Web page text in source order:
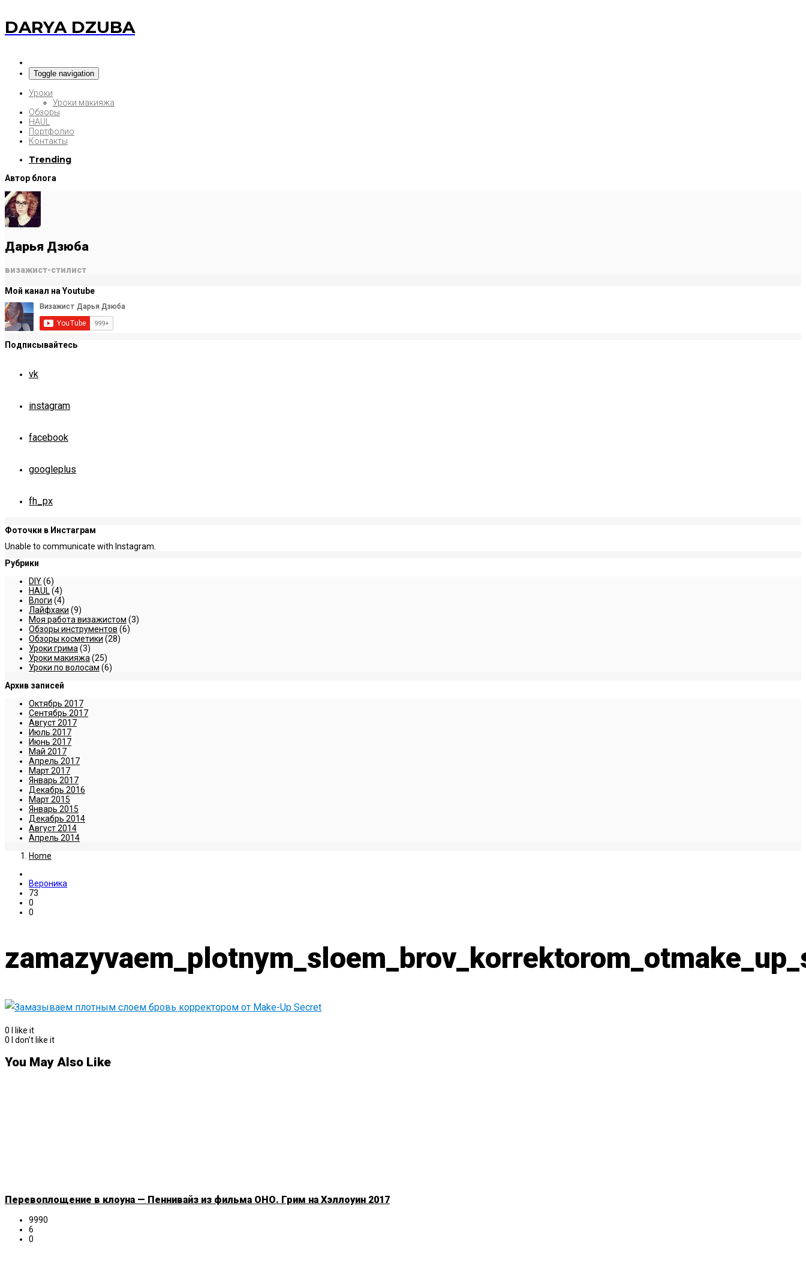
DARYA DZUBA
Toggle navigation
Уроки
Уроки макияжа
Обзоры
HAUL
Портфолио
Контакты
Trending
Автор блога
Дарья Дзюба
визажист-стилист
Мой канал на Youtube
Подписывайтесь
vk
instagram
facebook
googleplus
fh_px
Фоточки в Инстаграм
Unable to communicate with Instagram.
Рубрики
DIY(6)
HAUL (4)
Влоги (4)
Лайфхаки (9)
Моя работа визажистом (3)
Обзоры инструментов (6)
Обзоры косметики (28)
Уроки грима (3)
Уроки макияжа (25)
Уроки по волосам (6)
Архив записей
Октябрь 2017
Сентябрь 2017
Август 2017
Июль 2017
Июнь 2017
Май 2017
Апрель 2017
Март 2017
Январь 2017
Декабрь 2016
Март 2015
Январь 2015
Декабрь 2014
Август 2014
Апрель 2014
Home
Вероника
73
0
0
0
I like it
0
I don't like it
You May Also Like
Перевоплощение в клоуна — Пеннивайз из фильма ОНО. Грим на Хэллоуин 2017
9990
6
0